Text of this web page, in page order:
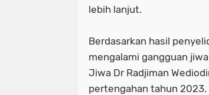
lebih lanjut.
Berdasarkan hasil
mengalami gangguan
Jiwa Dr Radjiman
pertengahan tahun 2023.